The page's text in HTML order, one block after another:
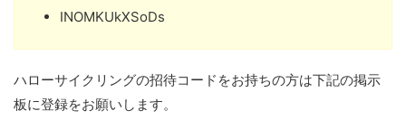
INOMKUkXSoDs
ハローサイクリングの招待コードをお持ちの方は下記の掲示
板に登録をお願いします。